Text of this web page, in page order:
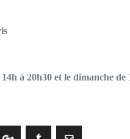
à 20h30 et le dimanche